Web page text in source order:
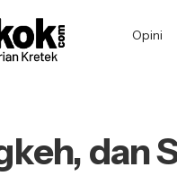
Opini
dan